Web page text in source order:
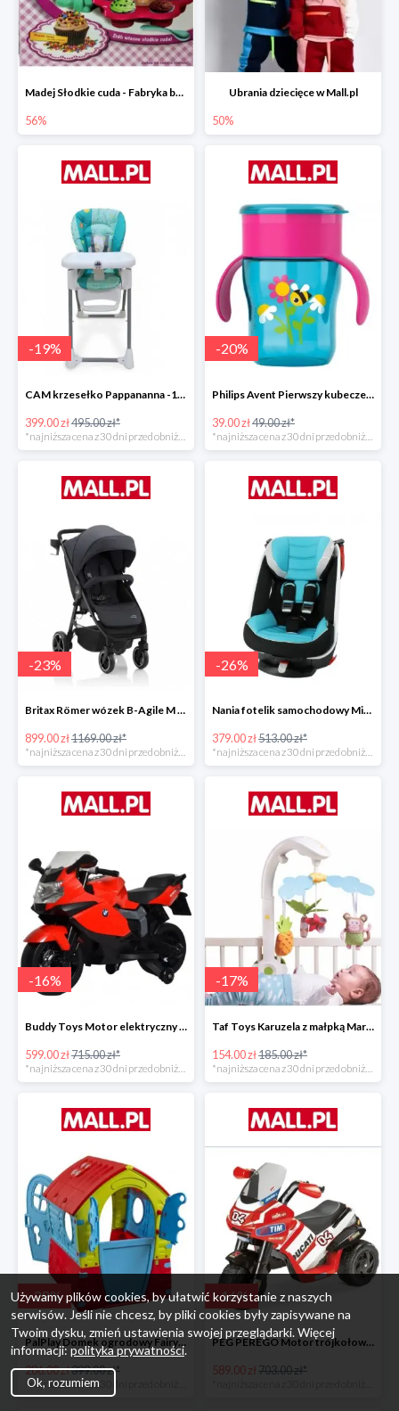
Madej Słodkie cuda - Fabryka babeczek
56%
Ubrania dziecięce w Mall.pl
50%
-19%
CAM krzesełko Pappananna -19%
399.00 zł495.00 zł*
*najniższa cena z 30 dni przed obniżką
-20%
Philips Avent Pierwszy kubeczek 260 ml -20%
39.00 zł49.00 zł*
*najniższa cena z 30 dni przed obniżką
-23%
Britax Römer wózek B-Agile M Black Shadow 2020 -23%
899.00 zł1169.00 zł*
*najniższa cena z 30 dni przed obniżką
-26%
Nania fotelik samochodowy Migo Saturn Premium Sky -26%
379.00 zł513.00 zł*
*najniższa cena z 30 dni przed obniżką
-16%
Buddy Toys Motor elektryczny BMW K1300 BEC 6011 -16%
599.00 zł715.00 zł*
-17%
Taf Toys Karuzela z małpką Marco -16%
154.00 zł185.00 zł*
-28%
PalPlay Domek ogrodowy Fairy House -28%
286.00 zł399.00 zł*
-16%
PEG PEREGO Motor trójkołowy Ducati Desmosedici -16%
589.00 zł703.00 zł*
Używamy plików cookies, by ułatwić korzystanie z naszych
serwisów. Jeśli nie chcesz, by pliki cookies były zapisywane na
Twoim dysku, zmień ustawienia swojej przeglądarki. Więcej
informacji:polityka prywatności.
Ok, rozumiem